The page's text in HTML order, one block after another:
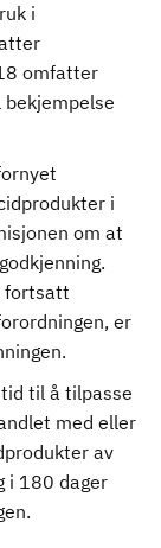
i
omfatter
i
om at
fortsatt
er
til å tilpasse
med eller
av
i 180 dager